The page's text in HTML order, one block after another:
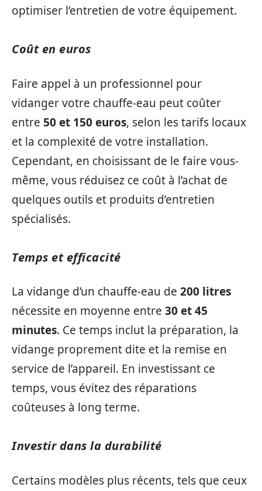
optimiser l’entretien de votre équipement.
Coût en euros
Faire appel à un professionnel pour
vidanger votre chauffe-eau peut coûter
entre 50 et 150 euros, selon les tarifs locaux
et la complexité de votre installation.
Cependant, en choisissant de le faire vous-
même, vous réduisez ce coût à l’achat de
quelques outils et produits d’entretien
spécialisés.
Temps et efficacité
La vidange d’un chauffe-eau de 200 litres
nécessite en moyenne entre 30 et 45
minutes. Ce temps inclut la préparation, la
vidange proprement dite et la remise en
service de l’appareil. En investissant ce
temps, vous évitez des réparations
coûteuses à long terme.
Investir dans la durabilité
Certains modèles plus récents, tels que ceux